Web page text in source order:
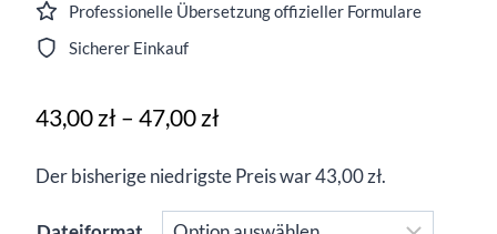
Professionelle Übersetzung offizieller Formulare
Sicherer Einkauf
43,00zł– 47,00złPreisspanne:
bis
Der bisherige niedrigste Preis war43,00zł.